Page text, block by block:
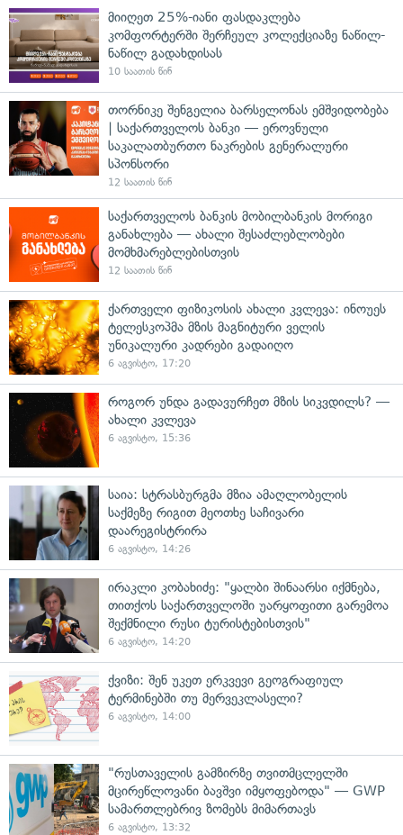
მიიღეთ 25%-იანი ფასდაკლება
კომფორტერში შერჩეულ კოლექციაზე ნაწილ-
ნაწილ გადახდისას
10 საათის წინ
თორნიკე შენგელია ბარსელონას ემშვიდობება
| საქართველოს ბანკი — ეროვნული
საკალათბურთო ნაკრების გენერალური
სპონსორი
12 საათის წინ
საქართველოს ბანკის მობილბანკის მორიგი
განახლება — ახალი შესაძლებლობები
მომხმარებლებისთვის
12 საათის წინ
ქართველი ფიზიკოსის ახალი კვლევა: ინოუეს
ტელესკოპმა მზის მაგნიტური ველის
უნიკალური კადრები გადაიღო
6 აგვისტო, 17:20
როგორ უნდა გადავურჩეთ მზის სიკვდილს? —
ახალი კვლევა
6 აგვისტო, 15:36
საია: სტრასბურგმა მზია ამაღლობელის
საქმეზე რიგით მეოთხე საჩივარი
დაარეგისტრირა
6 აგვისტო, 14:26
ირაკლი კობახიძე: "ყალბი შინაარსი იქმნება,
თითქოს საქართველოში უარყოფითი გარემოა
შექმნილი რუსი ტურისტებისთვის"
6 აგვისტო, 14:20
ქვიზი: შენ უკეთ ერკვევი გეოგრაფიულ
ტერმინებში თუ მერვეკლასელი?
6 აგვისტო, 14:00
"რუსთაველის გამზირზე თვითმცლელში
მცირეწლოვანი ბავშვი იმყოფებოდა" — GWP
სამართლებრივ ზომებს მიმართავს
6 აგვისტო, 13:32